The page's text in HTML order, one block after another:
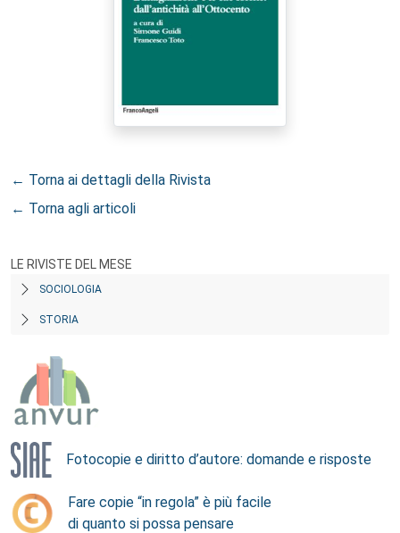
← Torna ai dettagli della Rivista
← Torna agli articoli
LE RIVISTE DEL MESE
SOCIOLOGIA
STORIA
Fotocopie e diritto d’autore: domande e risposte
Fare copie “in regola” è più facile
di quanto si possa pensare